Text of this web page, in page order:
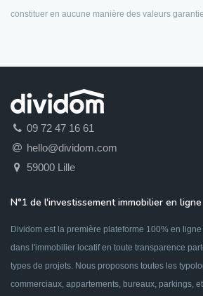
constituer en aucune manière des valeurs
09 72 47 16 61
hello@dividom.com
59000 Lille
N°1 de l'investissement immobilier en ligne
Dividom est la première plateforme 100% en
dans l'immobilier locatif en toute transparence
types de projets. Nous proposons toutes les
commerciaux, appartements, bureaux, parkings,